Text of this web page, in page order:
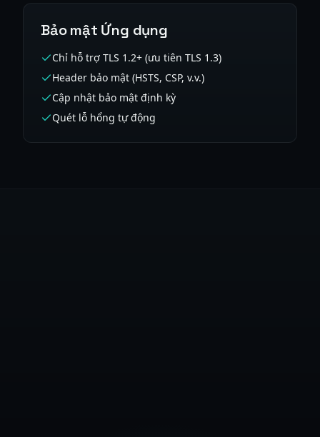
Bảo mật Ứng dụng
Chỉ hỗ trợ TLS 1.2+ (ưu tiên TLS 1.3)
Header bảo mật (HSTS, CSP, v.v.)
Cập nhật bảo mật định kỳ
Quét lỗ hổng tự động